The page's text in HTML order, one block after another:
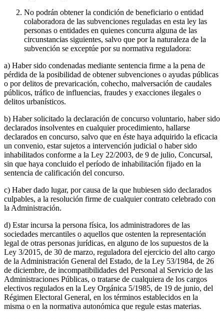
No podrán obtener la condición de beneficiario o entidad
colaboradora de las subvenciones reguladas en esta ley las
personas o entidades en quienes concurra alguna de las
circunstancias siguientes, salvo que por la naturaleza de la
subvención se exceptúe por su normativa reguladora:
a) Haber sido condenadas mediante sentencia firme a la pena de
pérdida de la posibilidad de obtener subvenciones o ayudas públicas
o por delitos de prevaricación, cohecho, malversación de caudales
públicos, tráfico de influencias, fraudes y exacciones ilegales o
delitos urbanísticos.
b) Haber solicitado la declaración de concurso voluntario, haber sido
declarados insolventes en cualquier procedimiento, hallarse
declarados en concurso, salvo que en éste haya adquirido la eficacia
un convenio, estar sujetos a intervención judicial o haber sido
inhabilitados conforme a la Ley 22/2003, de 9 de julio, Concursal,
sin que haya concluido el período de inhabilitación fijado en la
sentencia de calificación del concurso.
c) Haber dado lugar, por causa de la que hubiesen sido declarados
culpables, a la resolución firme de cualquier contrato celebrado con
la Administración.
d) Estar incursa la persona física, los administradores de las
sociedades mercantiles o aquellos que ostenten la representación
legal de otras personas jurídicas, en alguno de los supuestos de la
Ley 3/2015, de 30 de marzo, reguladora del ejercicio del alto cargo
de la Administración General del Estado, de la Ley 53/1984, de 26
de diciembre, de incompatibilidades del Personal al Servicio de las
Administraciones Públicas, o tratarse de cualquiera de los cargos
electivos regulados en la Ley Orgánica 5/1985, de 19 de junio, del
Régimen Electoral General, en los términos establecidos en la
misma o en la normativa autonómica que regule estas materias.